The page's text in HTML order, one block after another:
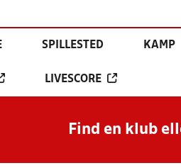
SPILLESTED KAMP
LIVESCORE
Find en klub